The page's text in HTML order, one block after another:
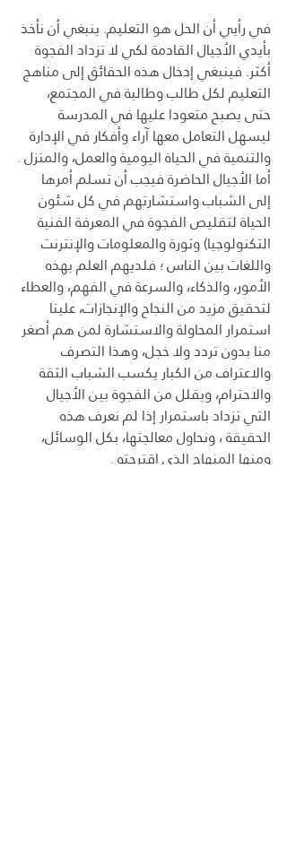
في رأيي أن الحل هو التعليم. ينبغي أن نأخذ
بأيدي الأجيال القادمة لكي لا تزداد الفجوة
أكثر. فينبغي إدخال هذه الحقائق إلى مناهج
التعليم لكل طالب وطالبة في المجتمع،
حتى يصبح متعودا عليها في المدرسة
ليسهل التعامل معها آراء وأفكار في الإدارة
والتنمية في الحياة اليومية والعمل، والمنزل .
أما الأجيال الحاضرة فيجب أن تسلم أمرها
إلى الشباب واستشارتهم في كل شئون
الحياة لتقليص الفجوة في المعرفة الفنية
التكنولوجيا) وثورة والمعلومات والإنترنت
واللغات بين الناس ؛ فلديهم العلم بهذه
الأمور، والذكاء، والسرعة في الفهم، والعطاء
لتحقيق مزيد من النجاح والإنجازات، علينا
استمرار المحاولة والاستشارة لمن هم أصغر
منا بدون تردد ولا خجل، وهذا التصرف
والاعتراف من الكبار يكسب الشباب الثقة
والاحترام، ويقلل من الفجوة بين الأجيال
التي تزداد باستمرار إذا لم نعرف هذه
الحقيقة ، ونحاول معالجتها، بكل الوسائل،
ومنها المنهاج الذي اقترحته .